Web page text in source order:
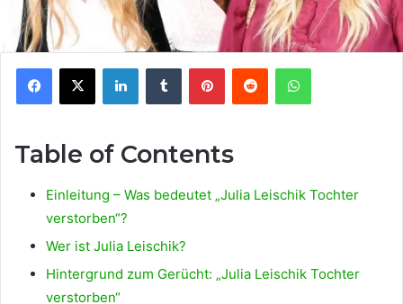
Facebook
X LinkedInTumblr PinterestReddit WhatsApp
Table of Contents
Einleitung – Was bedeutet „Julia Leischik Tochter
verstorben“?
Wer ist Julia Leischik?
Hintergrund zum Gerücht: „Julia Leischik Tochter
verstorben“